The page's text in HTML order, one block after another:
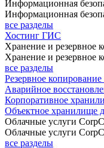
Информационная
Информационная
все разделы
Хостинг ГИС
Хранение и резервное
Хранение и резервное
все разделы
Резервное
Аварийное
Корпоративное
Объектное хранилище
Облачные услуги
Облачные услуги
все разделы